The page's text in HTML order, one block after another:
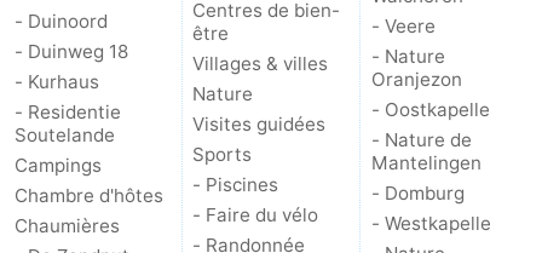
- Duinoord
- Duinweg 18
- Kurhaus
- Residentie
Soutelande
Campings
Chambre d'hôtes
Chaumières
Centres de bien-
être
Villages & villes
Nature
Visites guidées
Sports
- Piscines
- Faire du vélo
- Randonnée
- Veere
- Nature
Oranjezon
- Oostkapelle
- Nature de
Mantelingen
- Domburg
- Westkapelle